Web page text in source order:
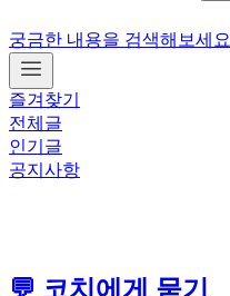
궁금한 내용을 검색해보세요
즐겨찾기
전체글
인기글
공지사항
💬 코치에게 묻기